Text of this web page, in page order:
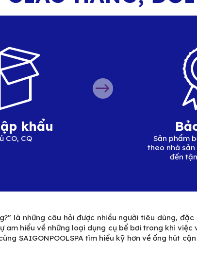
khẩu
CO, CQ
Sản phẩm
theo nhà sản
đến
là những câu hỏi được nhiều người tiêu dùng, đặc
am hiểu về những loại dụng cụ bể bơi trong khi việc
SAIGONPOOLSPA tìm hiểu kỹ hơn về ống hút